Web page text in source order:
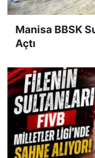
Manisa BBSK
Açtı